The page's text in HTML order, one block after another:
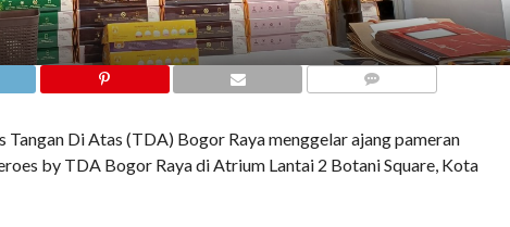
Di Atas (TDA) Bogor Raya menggelar ajang pameran
by TDA Bogor Raya di Atrium Lantai 2 Botani Square, Kota